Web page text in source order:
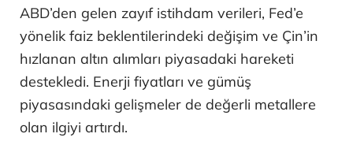
ABD’den gelen zayıf istihdam verileri, Fed’e
yönelik faiz beklentilerindeki değişim ve Çin’in
hızlanan altın alımları piyasadaki hareketi
destekledi. Enerji fiyatları ve gümüş
piyasasındaki gelişmeler de değerli metallere
olan ilgiyi artırdı.